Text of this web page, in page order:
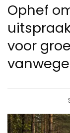
Ophef
voor